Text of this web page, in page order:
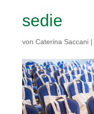
sedie
von Caterina Saccani|